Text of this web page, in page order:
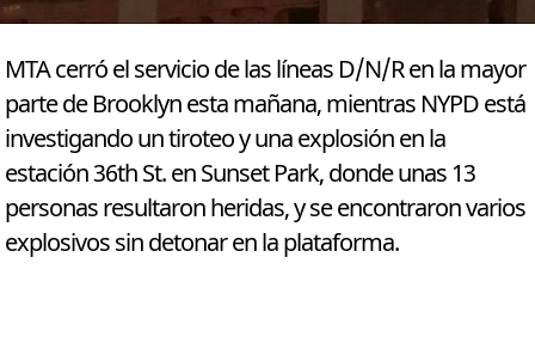
MTA cerró el servicio de las líneas D/N/R en la mayor
parte de Brooklyn esta mañana, mientras NYPD está
investigando un tiroteo y una explosión en la
estación 36th St. en Sunset Park, donde unas 13
personas resultaron heridas, y se encontraron varios
explosivos sin detonar en la plataforma.